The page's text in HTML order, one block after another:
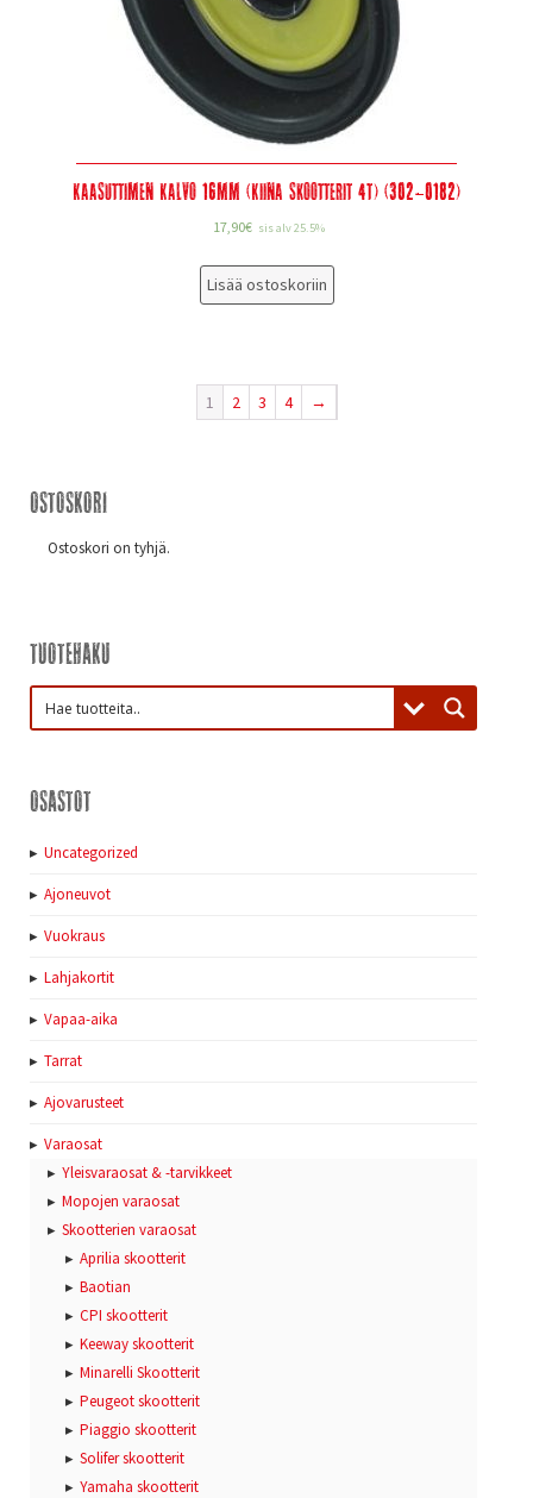
Kaasuttimen Kalvo 16mm (Kiina skootterit 4T) (302-0182)
17,90€ sis alv 25.5%
Lisää ostoskoriin
1 2 3 4 →
Ostoskori
Ostoskori on tyhjä.
Tuotehaku
Osastot
Uncategorized
Ajoneuvot
Vuokraus
Lahjakortit
Vapaa-aika
Tarrat
Ajovarusteet
Varaosat
Yleisvaraosat & -tarvikkeet
Mopojen varaosat
Skootterien varaosat
Aprilia skootterit
Baotian
CPI skootterit
Keeway skootterit
Minarelli Skootterit
Peugeot skootterit
Piaggio skootterit
Solifer skootterit
Yamaha skootterit